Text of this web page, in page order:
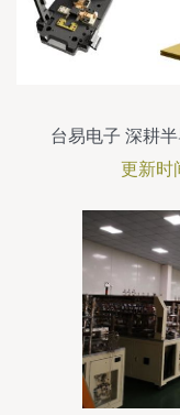
台易电子 深耕
更新时